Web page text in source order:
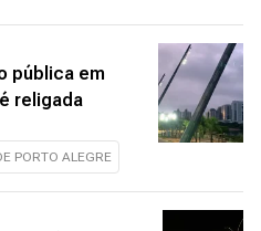
pública em
religada
PORTO ALEGRE